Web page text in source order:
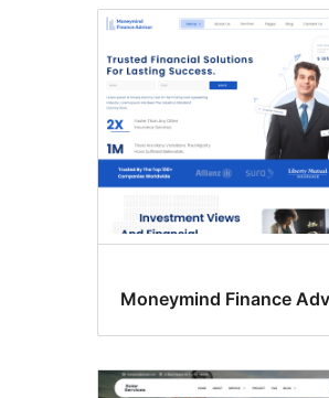
Moneymind Finance